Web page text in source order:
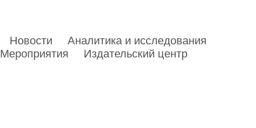
Новости
Аналитика и исследования
Мероприятия
Издательский центр